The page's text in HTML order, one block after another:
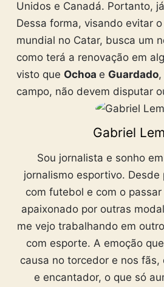
Unidos e Canadá. Portanto,
Dessa forma, visando evitar
mundial no Catar, busca um
como terá a renovação em
visto que Ochoa e Guardado,
campo, não devem disputar
Gabriel
Sou jornalista e sonho
jornalismo esportivo. Desde
com futebol e com o
apaixonado por outras
me vejo trabalhando em
com esporte. A emoção
causa no torcedor e nos fãs,
e encantador, o que só